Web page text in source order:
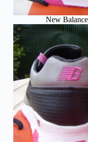
New